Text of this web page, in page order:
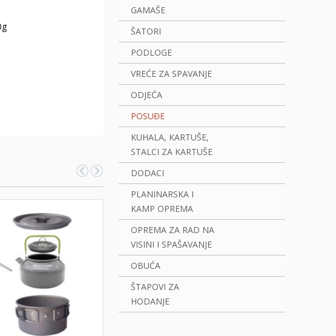
GAMAŠE
ŠATORI
PODLOGE
VREĆE ZA SPAVANJE
ODJEĆA
POSUĐE
KUHALA, KARTUŠE,
STALCI ZA KARTUŠE
DODACI
PLANINARSKA I
KAMP OPREMA
OPREMA ZA RAD NA
VISINI I SPAŠAVANJE
OBUĆA
ŠTAPOVI ZA
HODANJE